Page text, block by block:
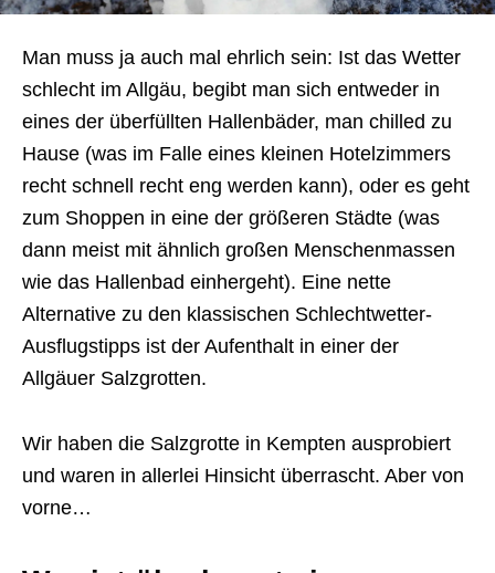
Man muss ja auch mal ehrlich sein: Ist das Wetter
schlecht im Allgäu, begibt man sich entweder in
eines der überfüllten Hallenbäder, man chilled zu
Hause (was im Falle eines kleinen Hotelzimmers
recht schnell recht eng werden kann), oder es geht
zum Shoppen in eine der größeren Städte (was
dann meist mit ähnlich großen Menschenmassen
wie das Hallenbad einhergeht). Eine nette
Alternative zu den klassischen Schlechtwetter-
Ausflugstipps ist der Aufenthalt in einer der
Allgäuer Salzgrotten.
Wir haben die Salzgrotte in Kempten ausprobiert
und waren in allerlei Hinsicht überrascht. Aber von
vorne…